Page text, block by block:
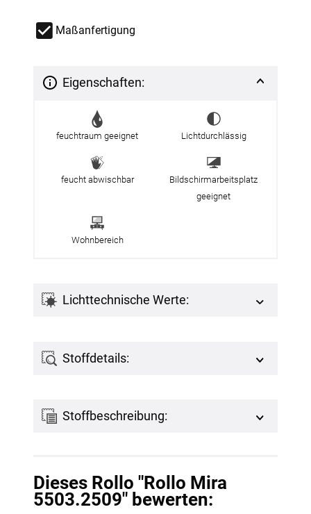
Maßanfertigung
Eigenschaften:
feuchtraum geeignet Lichtdurchlässig
feucht abwischbar
Bildschirmarbeitsplatz
geeignet
Wohnbereich
Lichttechnische Werte:
Stoffdetails:
Stoffbeschreibung:
Dieses Rollo "Rollo Mira
5503.2509" bewerten: